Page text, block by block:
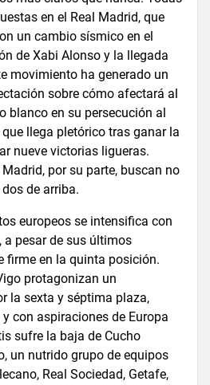
en el Real Madrid, que
un cambio sísmico en el
de Xabi Alonso y la llegada
movimiento ha generado un
sobre cómo afectará al
blanco en su persecución al
que llega pletórico tras ganar la
nueve victorias ligueras.
por su parte, buscan no
de arriba.
europeos se intensifica con
a pesar de sus últimos
firme en la quinta posición.
protagonizan un
la sexta y séptima plaza,
con aspiraciones de Europa
sufre la baja de Cucho
un nutrido grupo de equipos
Real Sociedad, Getafe,